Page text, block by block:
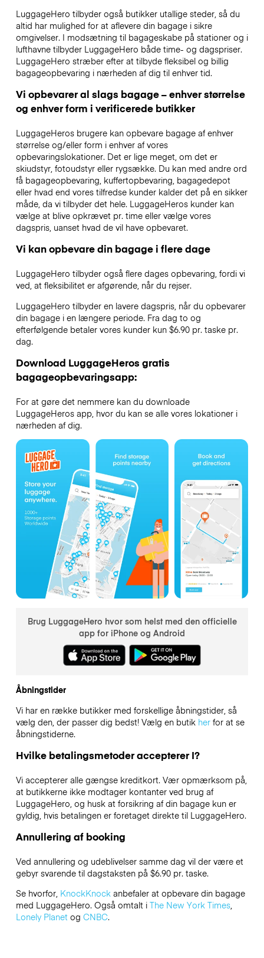
LuggageHero tilbyder også butikker utallige steder, så du
altid har mulighed for at aflevere din bagage i sikre
omgivelser. I modsætning til bagageskabe på stationer og i
lufthavne tilbyder LuggageHero både time- og dagspriser.
LuggageHero stræber efter at tilbyde fleksibel og billig
bagageopbevaring i nærheden af dig til enhver tid.
Vi opbevarer al slags bagage – enhver størrelse
og enhver form i verificerede butikker
LuggageHeros brugere kan opbevare bagage af enhver
størrelse og/eller form i enhver af vores
opbevaringslokationer. Det er lige meget, om det er
skiudstyr, fotoudstyr eller rygsække. Du kan med andre ord
få bagageopbevaring, kuffertopbevaring, bagagedepot
eller hvad end vores tilfredse kunder kalder det på en sikker
måde, da vi tilbyder det hele. LuggageHeros kunder kan
vælge at blive opkrævet pr. time eller vælge vores
dagspris, uanset hvad de vil have opbevaret.
Vi kan opbevare din bagage i flere dage
LuggageHero tilbyder også flere dages opbevaring, fordi vi
ved, at fleksibilitet er afgørende, når du rejser.
LuggageHero tilbyder en lavere dagspris, når du opbevarer
din bagage i en længere periode. Fra dag to og
efterfølgende betaler vores kunder kun $6.90 pr. taske pr.
dag.
Download LuggageHeros gratis
bagageopbevaringsapp:
For at gøre det nemmere kan du downloade
LuggageHeros app, hvor du kan se alle vores lokationer i
nærheden af dig.
Brug LuggageHero hvor som helst med den officielle
app for iPhone og Android
Åbningstider
Vi har en række butikker med forskellige åbningstider, så
vælg den, der passer dig bedst! Vælg en butik herfor at se
åbningstiderne.
Hvilke betalingsmetoder accepterer I?
Vi accepterer alle gængse kreditkort. Vær opmærksom på,
at butikkerne ikke modtager kontanter ved brug af
LuggageHero, og husk at forsikring af din bagage kun er
gyldig, hvis betalingen er foretaget direkte til LuggageHero.
Annullering af booking
Ved annullering og udeblivelser samme dag vil der være et
gebyr svarende til dagstaksten på $6.90 pr. taske.
Se hvorfor, KnockKnockanbefaler at opbevare din bagage
med LuggageHero. Også omtalt i The New York Times,
Lonely Planetog CNBC.